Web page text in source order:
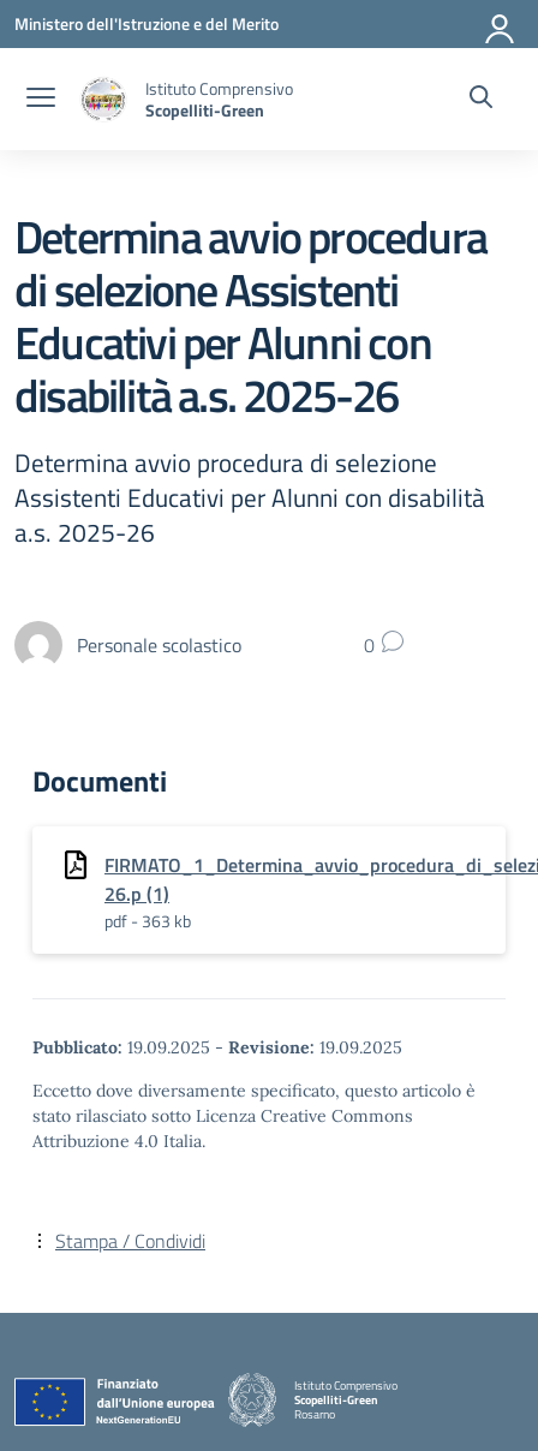
Vai ai contenuti
Vai al menu di navigazione
Vai al footer
Ministero dell'Istruzione e del Merito
Istituto Comprensivo
Scopelliti-Green
Determina avvio procedura
di selezione Assistenti
Educativi per Alunni con
disabilità a.s. 2025-26
Determina avvio procedura di selezione
Assistenti Educativi per Alunni con disabilità
a.s. 2025-26
Personale scolastico 0
Documenti
26.p (1)
pdf - 363 kb
Pubblicato: 19.09.2025 - Revisione: 19.09.2025
Eccetto dove diversamente specificato, questo articolo è
stato rilasciato sotto Licenza Creative Commons
Attribuzione 4.0 Italia.
Stampa / Condividi
Istituto Comprensivo
Scopelliti-Green
Rosarno